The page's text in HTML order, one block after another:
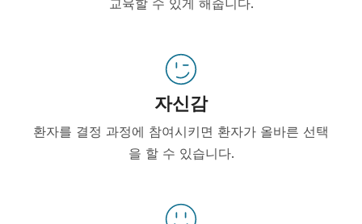
자신감
환자를 결정 과정에 참여시키면 환자가 올바른 선택
을 할 수 있습니다.